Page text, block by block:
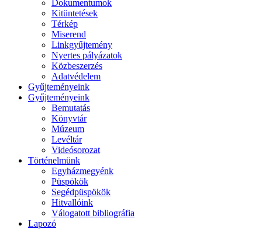
Dokumentumok
Kitüntetések
Térkép
Miserend
Linkgyűjtemény
Nyertes pályázatok
Közbeszerzés
Adatvédelem
Gyűjteményeink
Gyűjteményeink
Bemutatás
Könyvtár
Múzeum
Levéltár
Videósorozat
Történelmünk
Egyházmegyénk
Püspökök
Segédpüspökök
Hitvallóink
Válogatott bibliográfia
Lapozó